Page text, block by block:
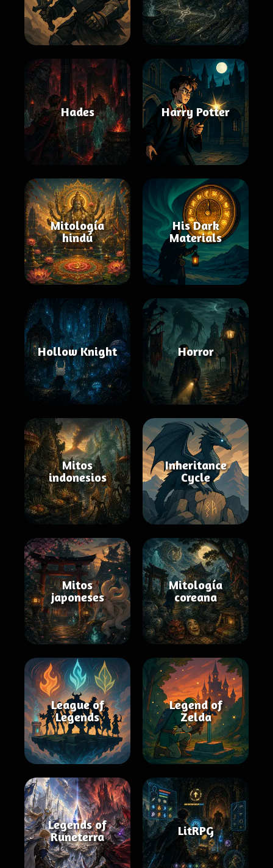
Hades Harry Potter
Mitología
hindú
His Dark
Materials
Hollow Knight Horror
Mitos
indonesios
Inheritance
Cycle
Mitos
japoneses
Mitología
coreana
League of
Legends
Legend of
Zelda
Legends of
Runeterra
LitRPG